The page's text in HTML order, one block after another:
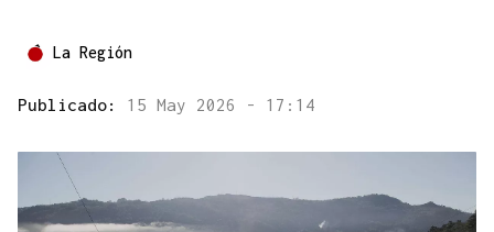
La Región
Publicado: 15 May 2026 - 17:14